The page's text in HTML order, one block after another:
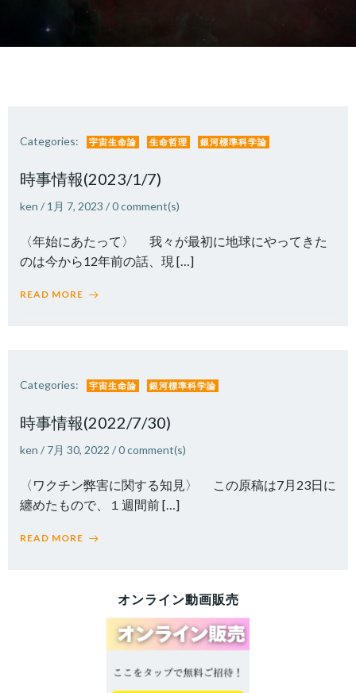
Categories: 宇宙生命論 生命哲理 銀河標準科学論
時事情報(2023/1/7)
ken / 1月 7, 2023 /0comment(s)
〈年始にあたって〉 我々が最初に地球にやってきた
のは今から12年前の話、現 […]
READ MORE
Categories: 宇宙生命論 銀河標準科学論
時事情報(2022/7/30)
ken / 7月 30, 2022 /0comment(s)
〈ワクチン弊害に関する知見〉 この原稿は7月23日に
纏めたもので、１週間前 […]
READ MORE
オンライン動画販売